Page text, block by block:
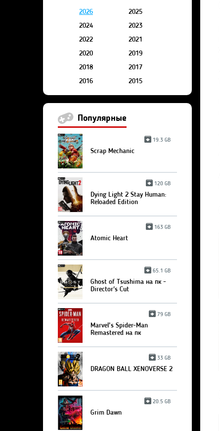
2026
2025
2024
2023
2022
2021
2020
2019
2018
2017
2016
2015
Популярные
19.3 GB
Scrap Mechanic
120 GB
Dying Light 2 Stay Human:
Reloaded Edition
163 GB
Atomic Heart
65.1 GB
Ghost of Tsushima на пк -
Director's Cut
79 GB
Marvel’s Spider-Man
Remastered на пк
33 GB
DRAGON BALL XENOVERSE 2
20.5 GB
Grim Dawn